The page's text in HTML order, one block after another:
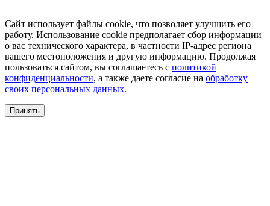
Сайт использует файлы cookie, что позволяет улучшить его
работу. Использование cookie предполагает сбор информации
о вас технического характера, в частности IP-адрес региона
вашего местоположения и другую информацию. Продолжая
пользоваться сайтом, вы соглашаетесь с политикой
конфиденциальности, а также даете согласие на обработку
своих персональных данных.
Принять